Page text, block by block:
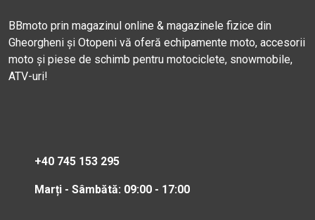
BBmoto prin magazinul online & magazinele fizice din
Gheorgheni și Otopeni vă oferă echipamente moto, accesorii
moto și piese de schimb pentru motociclete, snowmobile,
ATV-uri!
+40 745 153 295
Marți - Sâmbătă: 09:00 - 17:00